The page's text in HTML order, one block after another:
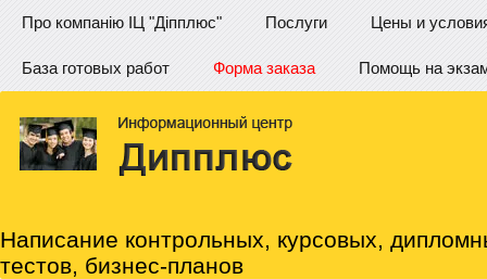
Про компанію ІЦ "Діпплюс" Послуги Цены и
База готовых работ Форма заказа Помощь на
Написание контрольных, курсовых,
тестов, бизнес-планов